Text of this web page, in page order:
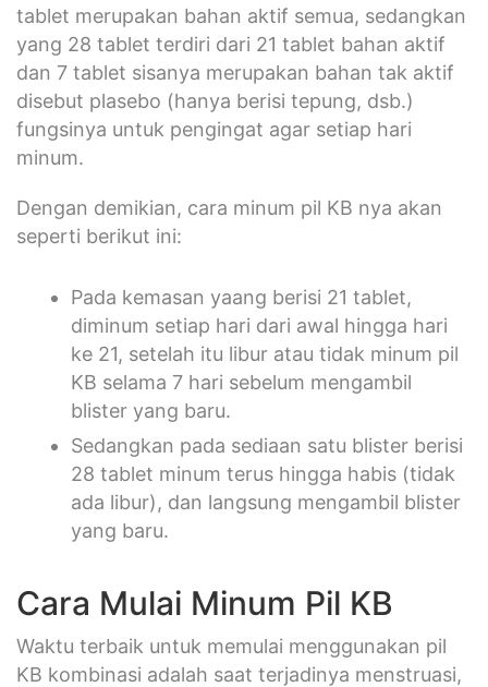
tablet merupakan bahan aktif semua, sedangkan
yang 28 tablet terdiri dari 21 tablet bahan aktif
dan 7 tablet sisanya merupakan bahan tak aktif
disebut plasebo (hanya berisi tepung, dsb.)
fungsinya untuk pengingat agar setiap hari
minum.
Dengan demikian, cara minum pil KB nya akan
seperti berikut ini:
Pada kemasan yaang berisi 21 tablet,
diminum setiap hari dari awal hingga hari
ke 21, setelah itu libur atau tidak minum pil
KB selama 7 hari sebelum mengambil
blister yang baru.
Sedangkan pada sediaan satu blister berisi
28 tablet minum terus hingga habis (tidak
ada libur), dan langsung mengambil blister
yang baru.
Cara Mulai Minum Pil KB
Waktu terbaik untuk memulai menggunakan pil
KB kombinasi adalah saat terjadinya menstruasi,